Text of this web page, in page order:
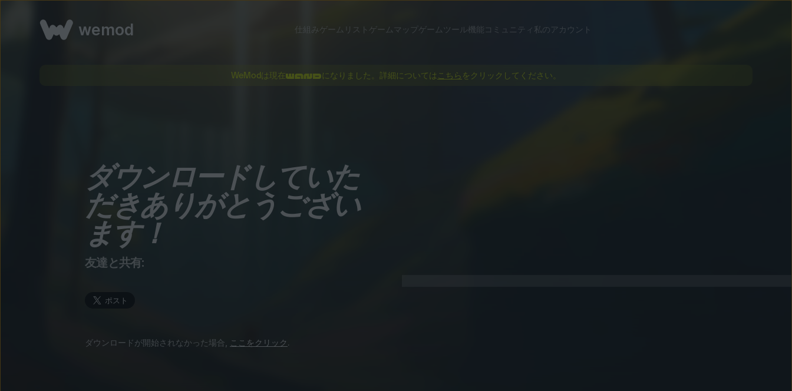
wemod 仕組み ゲームリスト ゲームマップ ゲームツール機能 コミュニティ 私のアカウント
WeModは現在 になりました。詳細については こちら をクリックしてください。
ダウンロードしていた
だきありがとうござい
ます！
友達と共有:
ダウンロードが開始されなかった場合, ここをクリック .